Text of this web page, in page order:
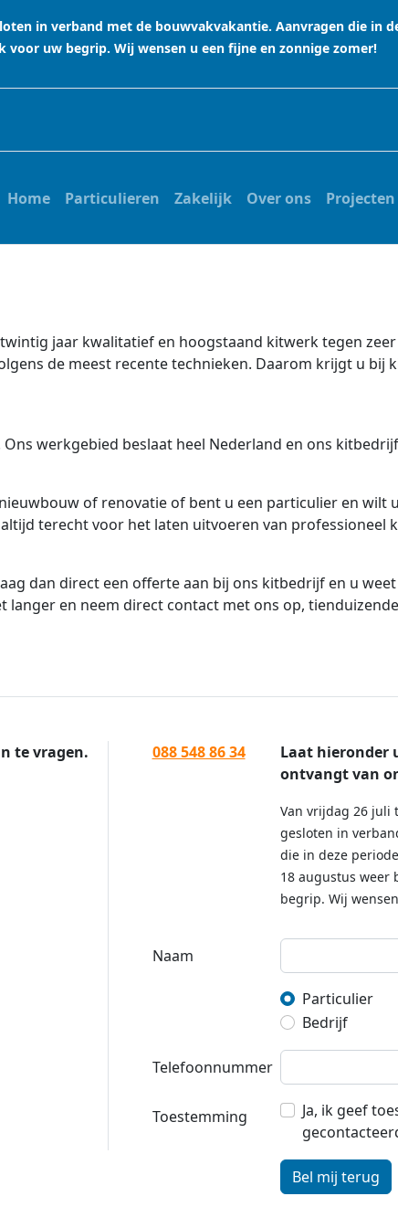
in verband met de bouwvakvakantie. Aanvragen die in
uw begrip. Wij wensen u een fijne en zonnige zomer!
Home Particulieren Zakelijk Over ons Projecten
jaar kwalitatief en hoogstaand kitwerk tegen
de meest recente technieken. Daarom krijgt u bij
werkgebied beslaat heel Nederland en ons
of renovatie of bent u een particulier en wilt
terecht voor het laten uitvoeren van professioneel
dan direct een offerte aan bij ons kitbedrijf en u
en neem direct contact met ons op,
te vragen.
088 548 86 34
Laat hieronder
ontvangt van
Van vrijdag 26 juli
gesloten in
die in deze
18 augustus weer
begrip. Wij
Naam
Particulier
Bedrijf
Telefoonnummer
Toestemming
Ja, ik geef